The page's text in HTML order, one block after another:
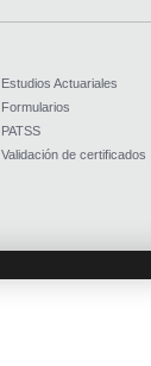
Estudios Actuariales
Formularios
PATSS
Validación de certificados